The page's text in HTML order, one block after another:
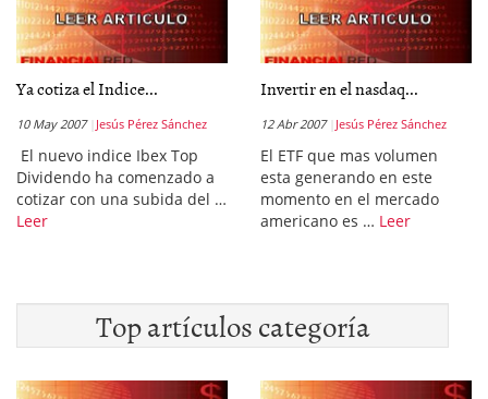
Ya cotiza el Indice...
10 May 2007 Jesús Pérez Sánchez
El nuevo indice Ibex Top
Dividendo ha comenzado a
cotizar con una subida del …
Leer
Invertir en el nasdaq...
12 Abr 2007 Jesús Pérez Sánchez
El ETF que mas volumen
esta generando en este
momento en el mercado
americano es … Leer
Top artículos categoría